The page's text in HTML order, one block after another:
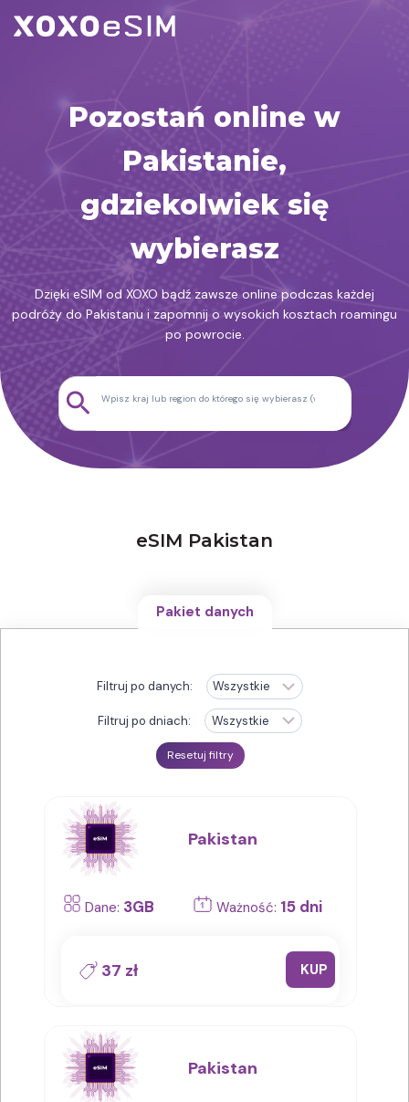
Przejdź
do
Pozostań online w
Pakistanie,
gdziekolwiek się
wybierasz
Dzięki eSIM od XOXO bądź zawsze online podczas każdej
podróży do Pakistanu i zapomnij o wysokich kosztach roamingu
po powrocie.
eSIM Pakistan
Pakiet danych
Filtruj po danych:
Filtruj po dniach:
Resetuj filtry
Pakistan
Dane: 3GB Ważność: 15 dni
37 zł KUP
Pakistan